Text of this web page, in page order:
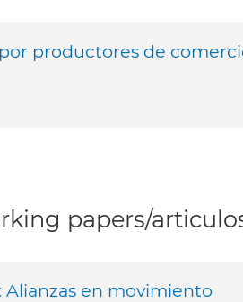
productores de
papers/
Alianzas en movimiento